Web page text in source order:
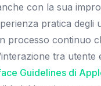
con la sua
pratica degli
processo continuo
tra utente
Guidelines di